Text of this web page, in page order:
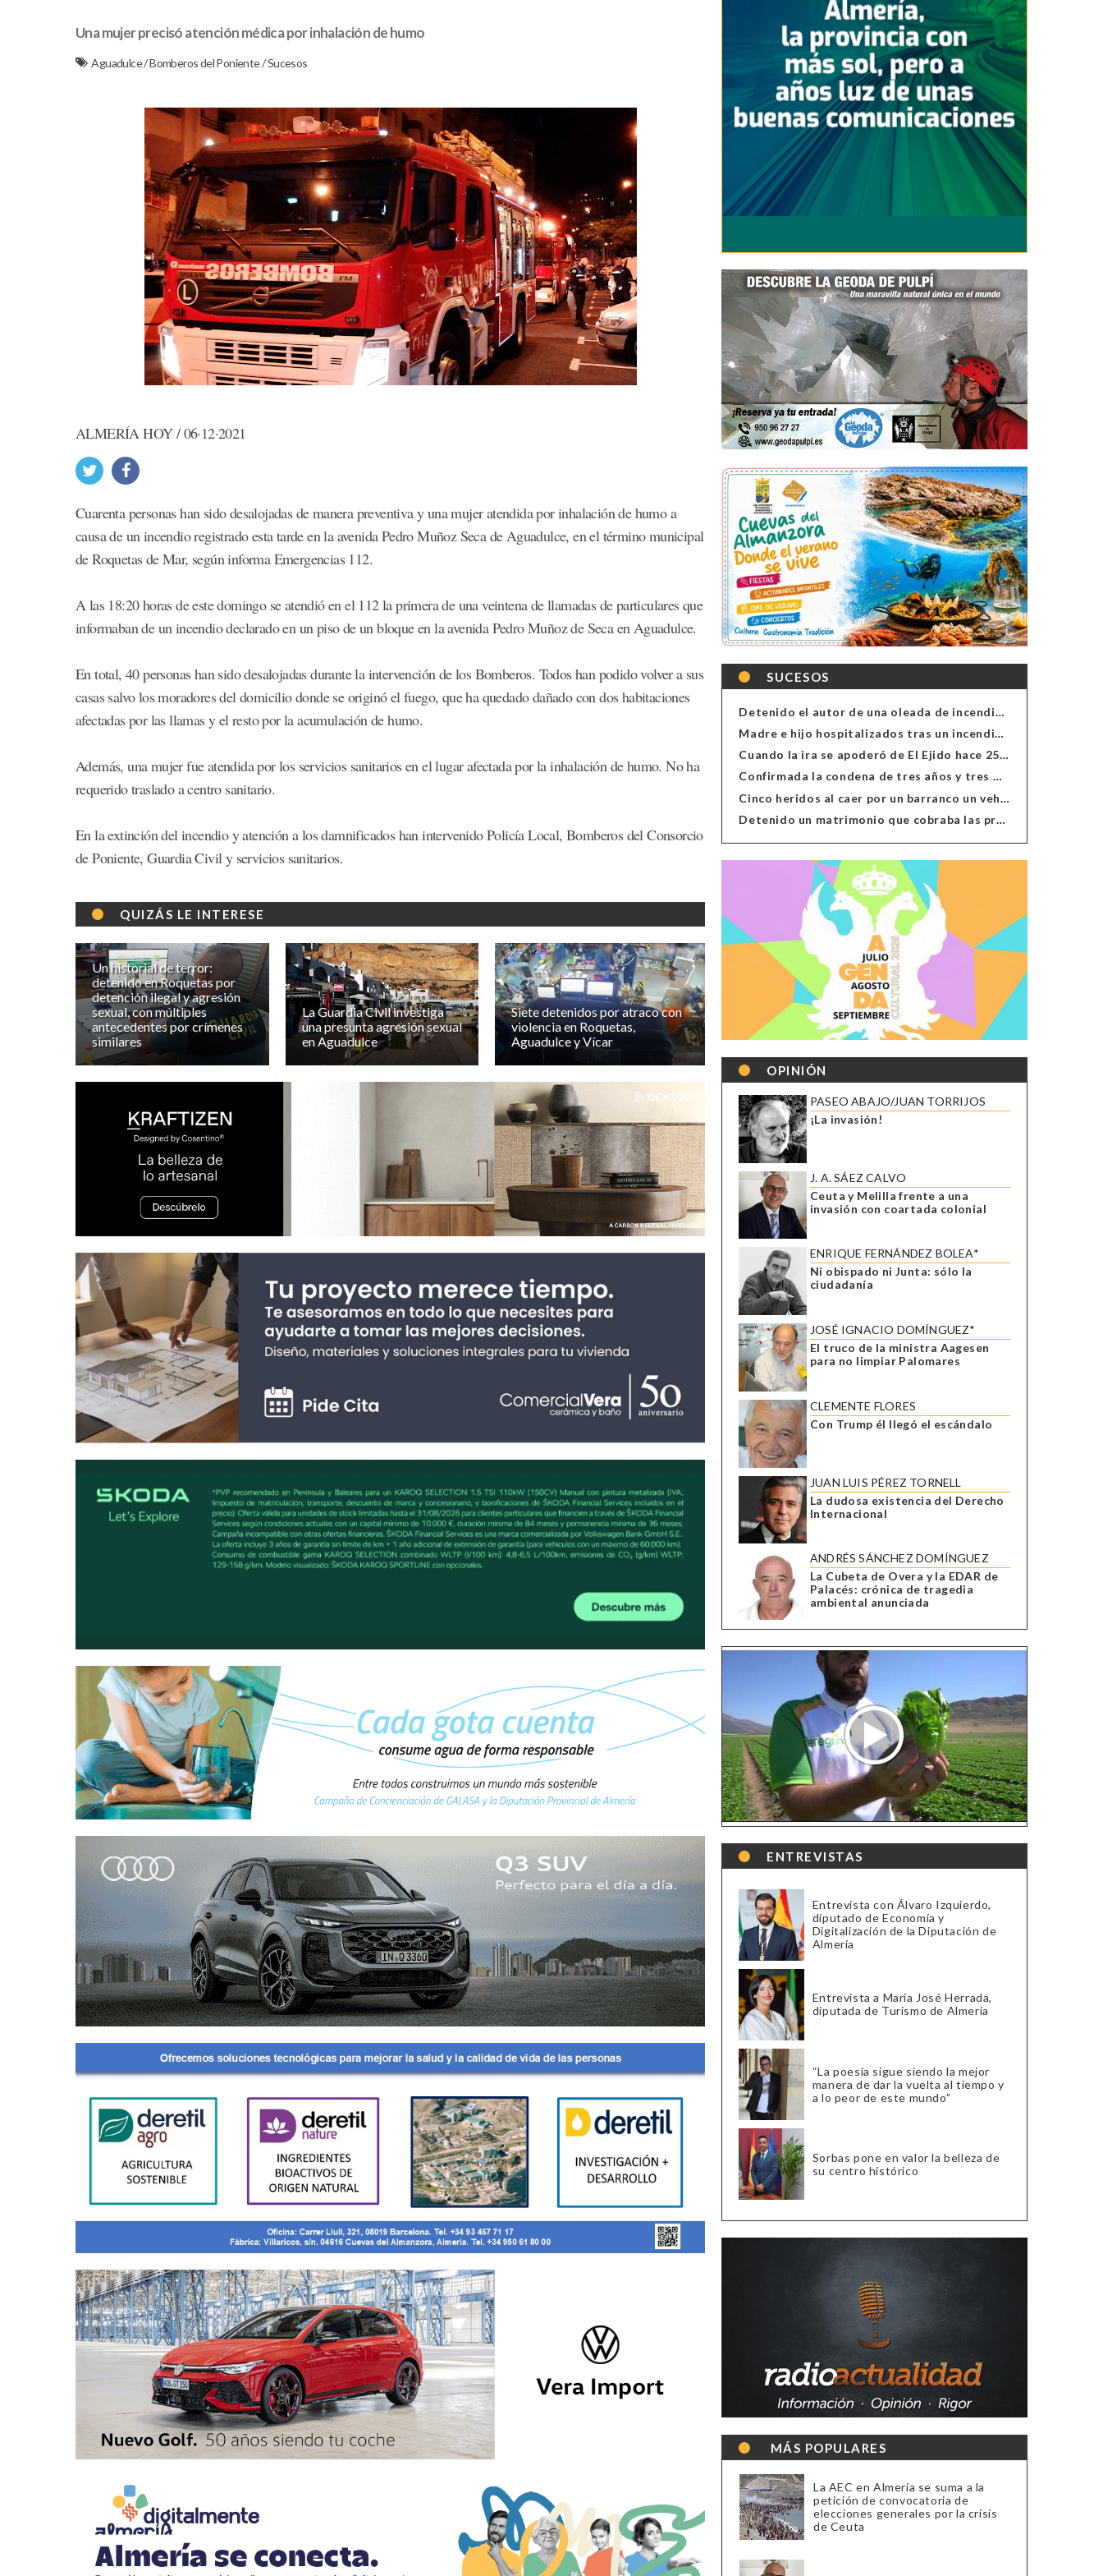
Una mujer precisó atención médica por inhalación de humo
Aguadulce/Bomberos del Poniente/Sucesos
ALMERÍA HOY / 06·12·2021
Cuarenta personas han sido desalojadas de manera preventiva y una mujer atendida por inhalación de humo a
causa de un incendio registrado esta tarde en la avenida Pedro Muñoz Seca de Aguadulce, en el término municipal
de Roquetas de Mar, según informa Emergencias 112.
A las 18:20 horas de este domingo se atendió en el 112 la primera de una veintena de llamadas de particulares que
informaban de un incendio declarado en un piso de un bloque en la avenida Pedro Muñoz de Seca en Aguadulce.
En total, 40 personas han sido desalojadas durante la intervención de los Bomberos. Todos han podido volver a sus
casas salvo los moradores del domicilio donde se originó el fuego, que ha quedado dañado con dos habitaciones
afectadas por las llamas y el resto por la acumulación de humo.
Además, una mujer fue atendida por los servicios sanitarios en el lugar afectada por la inhalación de humo. No ha
requerido traslado a centro sanitario.
En la extinción del incendio y atención a los damnificados han intervenido Policía Local, Bomberos del Consorcio
de Poniente, Guardia Civil y servicios sanitarios.
QUIZÁS LE INTERESE
Un historial de terror:
detenido en Roquetas por
detención ilegal y agresión
sexual, con múltiples
antecedentes por crímenes
similares
La Guardia Civil investiga
una presunta agresión sexual
en Aguadulce
Siete detenidos por atraco con
violencia en Roquetas,
Aguadulce y Vícar
SUCESOS
Detenido el autor de una oleada de incendios de contenedores en Almería
Madre e hijo hospitalizados tras un incendio en la cocina de una vivienda en Almería
Cuando la ira se apoderó de El Ejido hace 25 años
Confirmada la condena de tres años y tres meses al hombre de Antas acusado de xenofobia
Cinco heridos al caer por un barranco un vehículo en Alcolea
Detenido un matrimonio que cobraba las prestaciones de ilegales en Almería, Granada, Málaga, Huelva y Murcia
OPINIÓN
PASEO ABAJO/JUAN TORRIJOS
¡La invasión!
J. A. SÁEZ CALVO
Ceuta y Melilla frente a una
invasión con coartada colonial
ENRIQUE FERNÁNDEZ BOLEA*
Ni obispado ni Junta: sólo la
ciudadanía
JOSÉ IGNACIO DOMÍNGUEZ*
El truco de la ministra Aagesen
para no limpiar Palomares
CLEMENTE FLORES
Con Trump él llegó el escándalo
JUAN LUIS PÉREZ TORNELL
La dudosa existencia del Derecho
Internacional
ANDRÉS SÁNCHEZ DOMÍNGUEZ
La Cubeta de Overa y la EDAR de
Palacés: crónica de tragedia
ambiental anunciada
ENTREVISTAS
Entrevista con Álvaro Izquierdo,
diputado de Economía y
Digitalización de la Diputación de
Almería
Entrevista a María José Herrada,
diputada de Turismo de Almería
“La poesía sigue siendo la mejor
manera de dar la vuelta al tiempo y
a lo peor de este mundo”
Sorbas pone en valor la belleza de
su centro histórico
MÁS POPULARES
La AEC en Almería se suma a la
petición de convocatoria de
elecciones generales por la crisis
de Ceuta